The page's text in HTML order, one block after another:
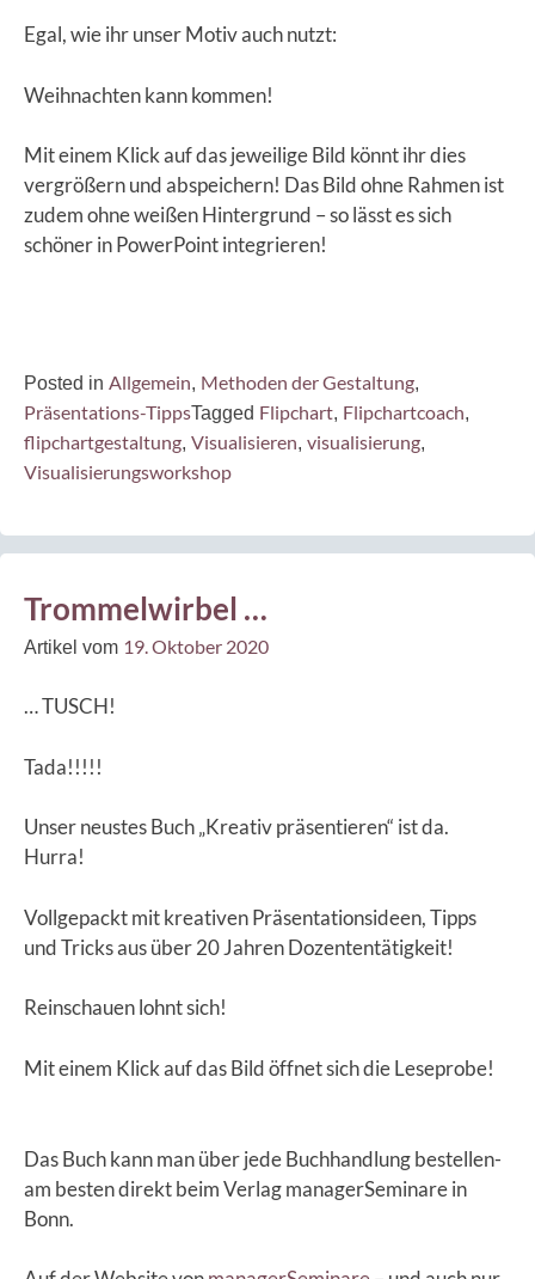
Egal, wie ihr unser Motiv auch nutzt:
Weihnachten kann kommen!
Mit einem Klick auf das jeweilige Bild könnt ihr dies
vergrößern und abspeichern! Das Bild ohne Rahmen ist
zudem ohne weißen Hintergrund – so lässt es sich
schöner in PowerPoint integrieren!
Posted in Allgemein, Methoden der Gestaltung,
Präsentations-TippsTagged Flipchart, Flipchartcoach,
flipchartgestaltung, Visualisieren, visualisierung,
Visualisierungsworkshop
Trommelwirbel …
Artikel vom 19. Oktober 2020
… TUSCH!
Tada!!!!!
Unser neustes Buch „Kreativ präsentieren“ ist da.
Hurra!
Vollgepackt mit kreativen Präsentationsideen, Tipps
und Tricks aus über 20 Jahren Dozententätigkeit!
Reinschauen lohnt sich!
Mit einem Klick auf das Bild öffnet sich die Leseprobe!
Das Buch kann man über jede Buchhandlung bestellen-
am besten direkt beim Verlag managerSeminare in
Bonn.